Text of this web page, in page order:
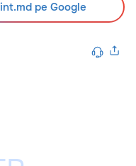
pe Google